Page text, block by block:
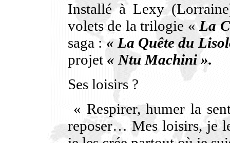
Installé à Lexy
volets de la trilogie «La
saga :« La Quête du
projet« Ntu Machini ».
Ses loisirs ?
« Respirer, humer la
reposer… Mes loisirs, je